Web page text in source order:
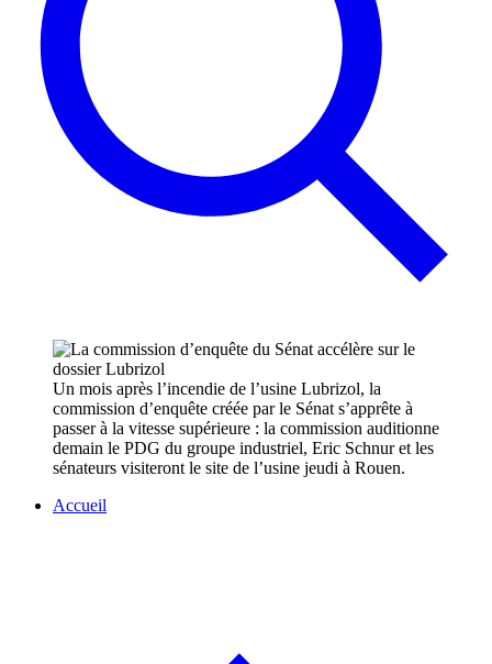
Un mois après l’incendie de l’usine Lubrizol, la
commission d’enquête créée par le Sénat s’apprête à
passer à la vitesse supérieure : la commission auditionne
demain le PDG du groupe industriel, Eric Schnur et les
sénateurs visiteront le site de l’usine jeudi à Rouen.
Accueil